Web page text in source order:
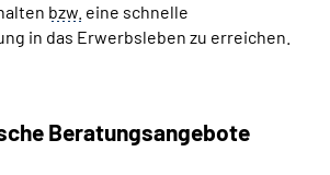
bzw. eine schnelle
in das Erwerbsleben zu erreichen.
Beratungsangebote